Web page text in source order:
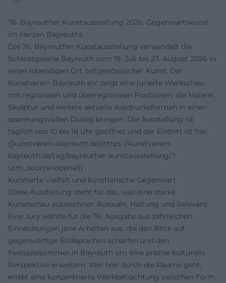
76. Bayreuther Kunstausstellung 2026: Gegenwartskunst
im Herzen Bayreuths
Die 76. Bayreuther Kunstausstellung verwandelt die
Schlossgalerie Bayreuth vom 19. Juli bis 23. August 2026 in
einen lebendigen Ort zeitgenössischer Kunst. Der
Kunstverein Bayreuth e.V. zeigt eine jurierte Werkschau
mit regionalen und überregionalen Positionen, die Malerei,
Skulptur und weitere aktuelle Ausdrucksformen in einen
spannungsvollen Dialog bringen. Die Ausstellung ist
täglich von 10 bis 18 Uhr geöffnet und der Eintritt ist frei.
([kunstverein-bayreuth.de](https://kunstverein-
bayreuth.de/tag/bayreuther-kunstausstellung/?
utm_source=openai))
Kuratierte Vielfalt und künstlerische Gegenwart
Diese Ausstellung steht für das, was eine starke
Kunstschau auszeichnet: Auswahl, Haltung und Relevanz.
Eine Jury wählte für die 76. Ausgabe aus zahlreichen
Einreichungen jene Arbeiten aus, die den Blick auf
gegenwärtige Bildsprachen schärfen und den
Festspielsommer in Bayreuth um eine präzise kulturelle
Perspektive erweitern. Wer hier durch die Räume geht,
erlebt eine konzentrierte Werkbetrachtung zwischen Form,